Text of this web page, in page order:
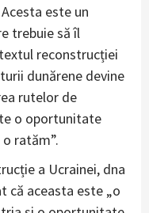
este un
trebuie să îl
reconstrucției
dunărene devine
rutelor de
o oportunitate
ratăm”.
a Ucrainei, dna
că aceasta este „o